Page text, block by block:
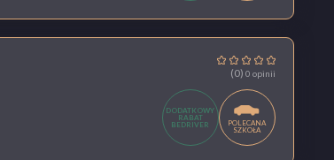
(0) 0 opinii
DODATKOWY
RABAT
BEDRIVER
POLECANA
SZKOŁA